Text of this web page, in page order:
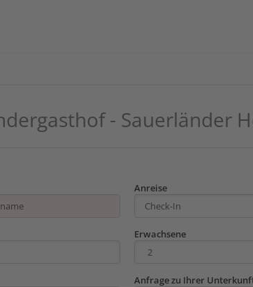
- Sauerländer
Anreise
Erwachsene
Anfrage zu Ihrer